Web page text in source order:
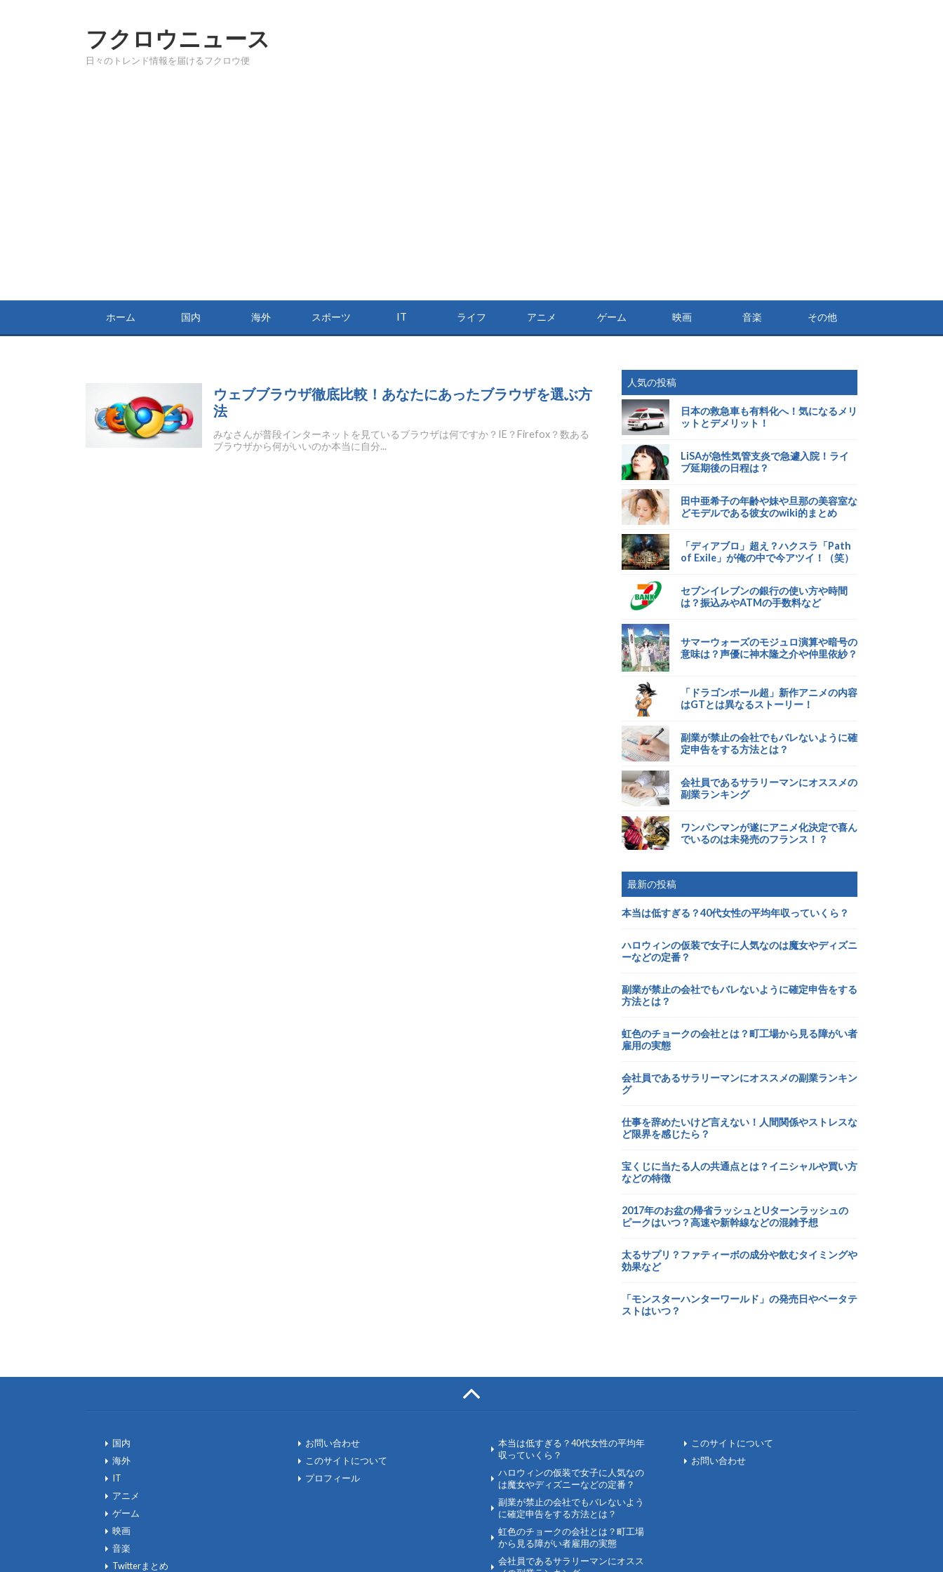
フクロウニュース
日々のトレンド情報を届けるフクロウ便
ホーム 国内 海外 スポーツ IT ライフ アニメ ゲーム 映画 音楽 その他
ウェブブラウザ徹底比較！あなたにあったブラウザを選ぶ方
法
みなさんが普段インターネットを見ているブラウザは何ですか？IE？Firefox？数ある
ブラウザから何がいいのか本当に自分...
人気の投稿
日本の救急車も有料化へ！気になるメリ
ットとデメリット！
LiSAが急性気管支炎で急遽入院！ライ
ブ延期後の日程は？
田中亜希子の年齢や妹や旦那の美容室な
どモデルである彼女のwiki的まとめ
「ディアブロ」超え？ハクスラ「Path
of Exile」が俺の中で今アツイ！（笑）
セブンイレブンの銀行の使い方や時間
は？振込みやATMの手数料など
サマーウォーズのモジュロ演算や暗号の
意味は？声優に神木隆之介や仲里依紗？
「ドラゴンボール超」新作アニメの内容
はGTとは異なるストーリー！
副業が禁止の会社でもバレないように確
定申告をする方法とは？
会社員であるサラリーマンにオススメの
副業ランキング
ワンパンマンが遂にアニメ化決定で喜ん
でいるのは未発売のフランス！？
最新の投稿
本当は低すぎる？40代女性の平均年収っていくら？
ハロウィンの仮装で女子に人気なのは魔女やディズニ
ーなどの定番？
副業が禁止の会社でもバレないように確定申告をする
方法とは？
虹色のチョークの会社とは？町工場から見る障がい者
雇用の実態
会社員であるサラリーマンにオススメの副業ランキン
グ
仕事を辞めたいけど言えない！人間関係やストレスな
ど限界を感じたら？
宝くじに当たる人の共通点とは？イニシャルや買い方
などの特徴
2017年のお盆の帰省ラッシュとUターンラッシュの
ピークはいつ？高速や新幹線などの混雑予想
太るサプリ？ファティーボの成分や飲むタイミングや
効果など
「モンスターハンターワールド」の発売日やベータテ
ストはいつ？
国内
海外
IT
アニメ
ゲーム
映画
音楽
Twitterまとめ
お問い合わせ
このサイトについて
プロフィール
本当は低すぎる？40代女性の平均年
収っていくら？
ハロウィンの仮装で女子に人気なの
は魔女やディズニーなどの定番？
副業が禁止の会社でもバレないよう
に確定申告をする方法とは？
虹色のチョークの会社とは？町工場
から見る障がい者雇用の実態
会社員であるサラリーマンにオスス
このサイトについて
お問い合わせ